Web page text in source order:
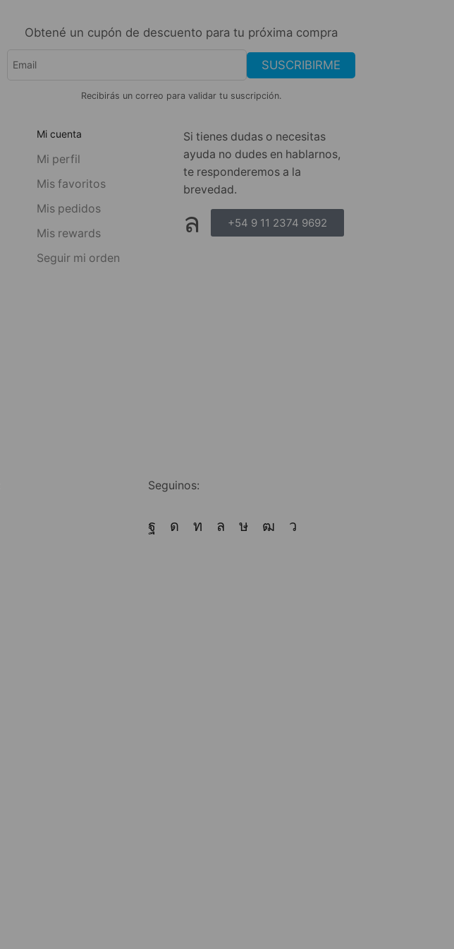
Obtené un cupón de descuento para tu próxima compra
SUSCRIBIRME
Recibirás un correo para validar tu suscripción.
Mi cuenta
Mi perfil
Mis favoritos
Mis pedidos
Mis rewards
Seguir mi orden
Si tienes dudas o necesitas
ayuda no dudes en hablarnos,
te responderemos a la
brevedad.
+54 9 11 2374 9692
Seguinos: